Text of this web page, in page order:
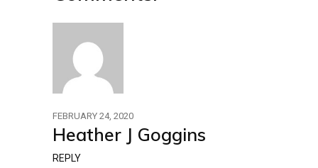
FEBRUARY 24, 2020
Heather J Goggins
REPLY